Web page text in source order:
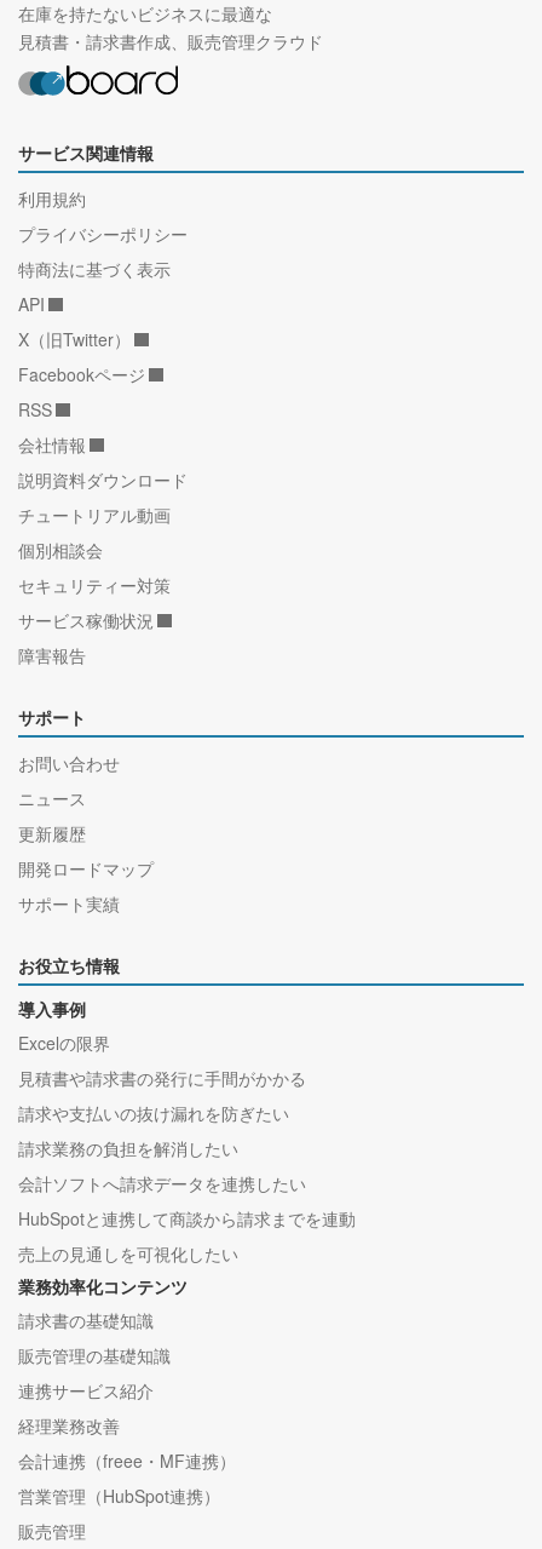
在庫を持たないビジネスに最適な
見積書・請求書作成、販売管理クラウド
サービス関連情報
利用規約
プライバシーポリシー
特商法に基づく表示
API
X（旧Twitter）
Facebookページ
RSS
会社情報
説明資料ダウンロード
チュートリアル動画
個別相談会
セキュリティー対策
サービス稼働状況
障害報告
サポート
お問い合わせ
ニュース
更新履歴
開発ロードマップ
サポート実績
お役立ち情報
導入事例
Excelの限界
見積書や請求書の発行に手間がかかる
請求や支払いの抜け漏れを防ぎたい
請求業務の負担を解消したい
会計ソフトへ請求データを連携したい
HubSpotと連携して商談から請求までを連動
売上の見通しを可視化したい
業務効率化コンテンツ
請求書の基礎知識
販売管理の基礎知識
連携サービス紹介
経理業務改善
会計連携（freee・MF連携）
営業管理（HubSpot連携）
販売管理